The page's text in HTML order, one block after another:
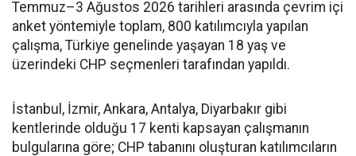
Temmuz–3 Ağustos 2026 tarihleri arasında çevrim içi
anket yöntemiyle toplam, 800 katılımcıyla yapılan
çalışma, Türkiye genelinde yaşayan 18 yaş ve
üzerindeki CHP seçmenleri tarafından yapıldı.
İstanbul, İzmir, Ankara, Antalya, Diyarbakır gibi
kentlerinde olduğu 17 kenti kapsayan çalışmanın
bulgularına göre; CHP tabanını oluşturan katılımcıların